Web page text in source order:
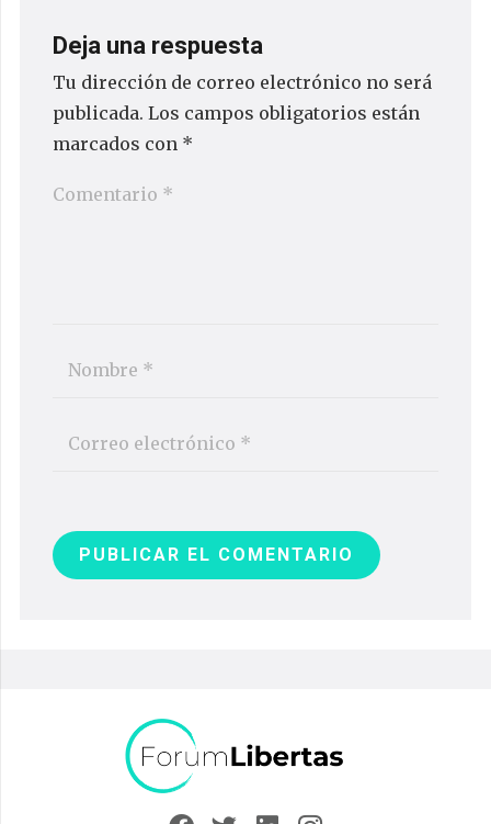
Deja una respuesta
Tu dirección de correo electrónico no será
publicada. Los campos obligatorios están
marcados con *
PUBLICAR EL COMENTARIO